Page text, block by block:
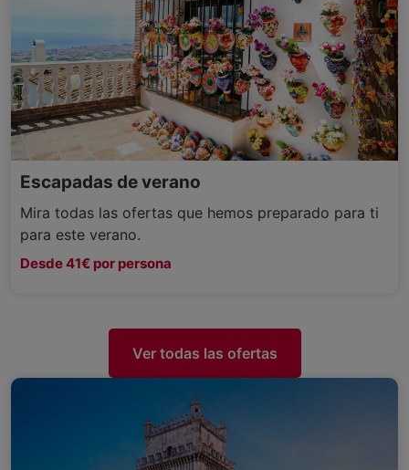
Escapadas de verano
Mira todas las ofertas que hemos preparado para ti
para este verano.
Desde 41€ por persona
Ver todas las ofertas